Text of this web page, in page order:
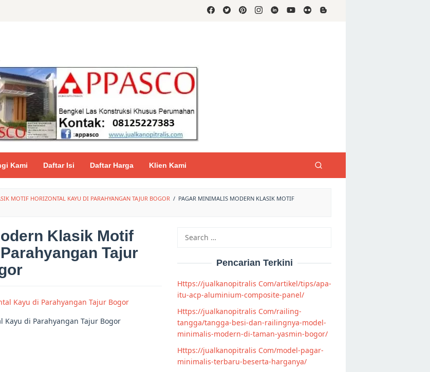
Kami Daftar Isi Daftar Harga Klien Kami
MOTIF HORIZONTAL KAYU DI PARAHYANGAN TAJUR BOGOR / PAGAR MINIMALIS MODERN KLASIK MOTIF
Klasik Motif
Tajur
di Parahyangan Tajur Bogor
for:
Pencarian Terkini
Https://jualkanopitralis Com/artikel/tips/apa-
itu-acp-aluminium-composite-panel/
Https://jualkanopitralis Com/railing-
tangga/tangga-besi-dan-railingnya-model-
minimalis-modern-di-taman-yasmin-bogor/
Https://jualkanopitralis Com/model-pagar-
minimalis-terbaru-beserta-harganya/